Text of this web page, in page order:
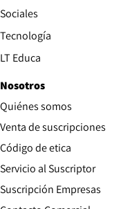
Sociales
Tecnología
LT Educa
Nosotros
Quiénes somos
Venta de suscripciones
Código de etica Opens in
Servicio al Suscriptor
Suscripción Empresas